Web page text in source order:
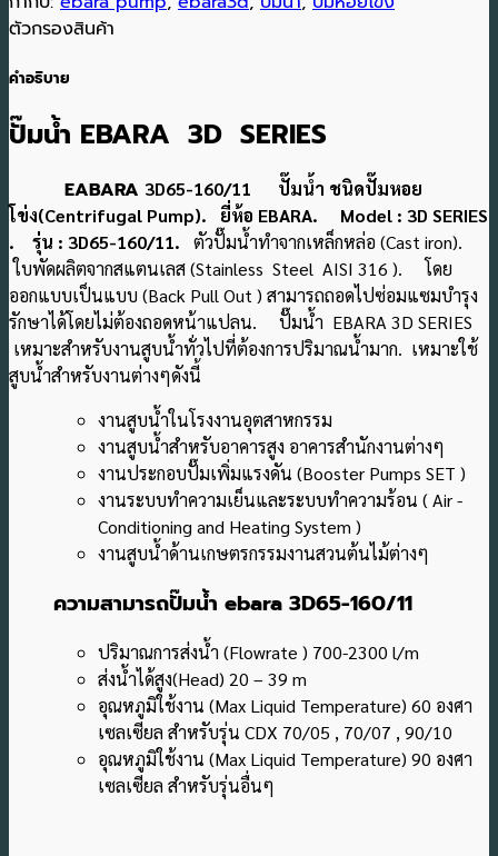
ตัวกรองสินค้า
คำอธิบาย
ปั๊มน้ำ EBARA 3D SERIES
EABARA 3D65-160/11 ปั๊มน้ำ ชนิดปั๊มหอย
โข่ง(Centrifugal Pump). ยี่ห้อ EBARA. Model : 3D SERIES
. รุ่น : 3D65-160/11. ตัวปั๊มน้ำทำจากเหล็กหล่อ (Cast iron).
ใบพัดผลิตจากสแตนเลส (Stainless Steel AISI 316 ). โดย
ออกแบบเป็นแบบ (Back Pull Out ) สามารถถอดไปซ่อมแซมบำรุง
รักษาได้โดยไม่ต้องถอดหน้าแปลน. ปั๊มน้ำ EBARA 3D SERIES
เหมาะสำหรับงานสูบน้ำทั่วไปที่ต้องการปริมาณน้ำมาก. เหมาะใช้
สูบน้ำสำหรับงานต่างๆดังนี้
งานสูบน้ำในโรงงานอุตสาหกรรม
งานสูบน้ำสำหรับอาคารสูง อาคารสำนักงานต่างๆ
งานประกอบปั๊มเพิ่มแรงดัน (Booster Pumps SET )
งานระบบทำความเย็นและระบบทำความร้อน ( Air -
Conditioning and Heating System )
งานสูบน้ำด้านเกษตรกรรมงานสวนต้นไม้ต่างๆ
ความสามารถปั๊มน้ำ ebara 3D65-160/11
ปริมาณการส่งน้ำ (Flowrate ) 700-2300 l/m
ส่งน้ำได้สูง(Head) 20 – 39 m
อุณหภูมิใช้งาน (Max Liquid Temperature) 60 องศา
เซลเซียล สำหรับรุ่น CDX 70/05 , 70/07 , 90/10
อุณหภูมิใช้งาน (Max Liquid Temperature) 90 องศา
เซลเซียล สำหรับรุ่นอื่นๆ